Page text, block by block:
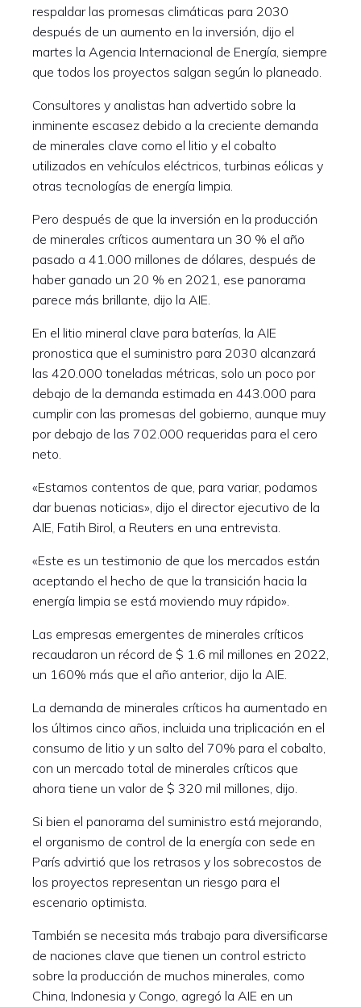
respaldar las promesas climáticas para 2030
después de un aumento en la inversión, dijo el
martes la Agencia Internacional de Energía, siempre
que todos los proyectos salgan según lo planeado.
Consultores y analistas han advertido sobre la
inminente escasez debido a la creciente demanda
de minerales clave como el litio y el cobalto
utilizados en vehículos eléctricos, turbinas eólicas y
otras tecnologías de energía limpia.
Pero después de que la inversión en la producción
de minerales críticos aumentara un 30 % el año
pasado a 41.000 millones de dólares, después de
haber ganado un 20 % en 2021, ese panorama
parece más brillante, dijo la AIE.
En el litio mineral clave para baterías, la AIE
pronostica que el suministro para 2030 alcanzará
las 420.000 toneladas métricas, solo un poco por
debajo de la demanda estimada en 443.000 para
cumplir con las promesas del gobierno, aunque muy
por debajo de las 702.000 requeridas para el cero
neto.
«Estamos contentos de que, para variar, podamos
dar buenas noticias», dijo el director ejecutivo de la
AIE, Fatih Birol, a Reuters en una entrevista.
«Este es un testimonio de que los mercados están
aceptando el hecho de que la transición hacia la
energía limpia se está moviendo muy rápido».
Las empresas emergentes de minerales críticos
recaudaron un récord de $ 1.6 mil millones en 2022,
un 160% más que el año anterior, dijo la AIE.
La demanda de minerales críticos ha aumentado en
los últimos cinco años, incluida una triplicación en el
consumo de litio y un salto del 70% para el cobalto,
con un mercado total de minerales críticos que
ahora tiene un valor de $ 320 mil millones, dijo.
Si bien el panorama del suministro está mejorando,
el organismo de control de la energía con sede en
París advirtió que los retrasos y los sobrecostos de
los proyectos representan un riesgo para el
escenario optimista.
También se necesita más trabajo para diversificarse
de naciones clave que tienen un control estricto
sobre la producción de muchos minerales, como
China, Indonesia y Congo, agregó la AIE en un